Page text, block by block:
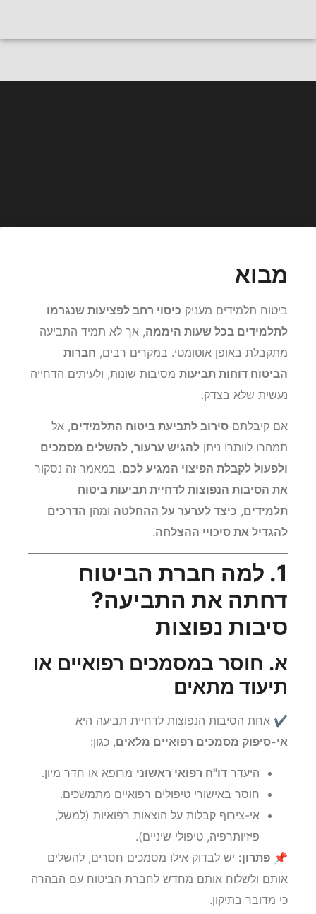
חייגו לייעוץ אישי
מבוא
ביטוח תלמידים מעניק כיסוי רחב לפציעות שנגרמו
לתלמידים בכל שעות היממה, אך לא תמיד התביעה
מתקבלת באופן אוטומטי. במקרים רבים,חברות
הביטוח דוחות תביעות
נעשית שלא בצדק.
אם קיבלתםסירוב לתביעת ביטוח התלמידים, אל
תמהרו לוותר! ניתןלהגיש ערעור, להשלים מסמכים
ולפעול לקבלת הפיצוי המגיע לכם. במאמר זה נסקור
את הסיבות הנפוצות לדחיית תביעות ביטוח
תלמידים,כיצד לערער על ההחלטה
להגדיל את סיכויי ההצלחה.
1. למה חברת הביטוח
דחתה את התביעה?
סיבות נפוצות
א. חוסר במסמכים רפואיים או
תיעוד מתאים
✔ אחת הסיבות הנפוצות לדחיית תביעה היא
אי-סיפוק מסמכים רפואיים מלאים
היעדרדו"ח רפואי ראשונימרופא או חדר מיון.
חוסר באישורי טיפולים רפואיים מתמשכים.
אי-צירוף קבלות על הוצאות רפואיות (למשל,
פיזיותרפיה, טיפולי שיניים).
📌פתרון:יש לבדוק אילו מסמכים חסרים, להשלים
אותם ולשלוח אותם מחדש לחברת הביטוח עם הבהרה